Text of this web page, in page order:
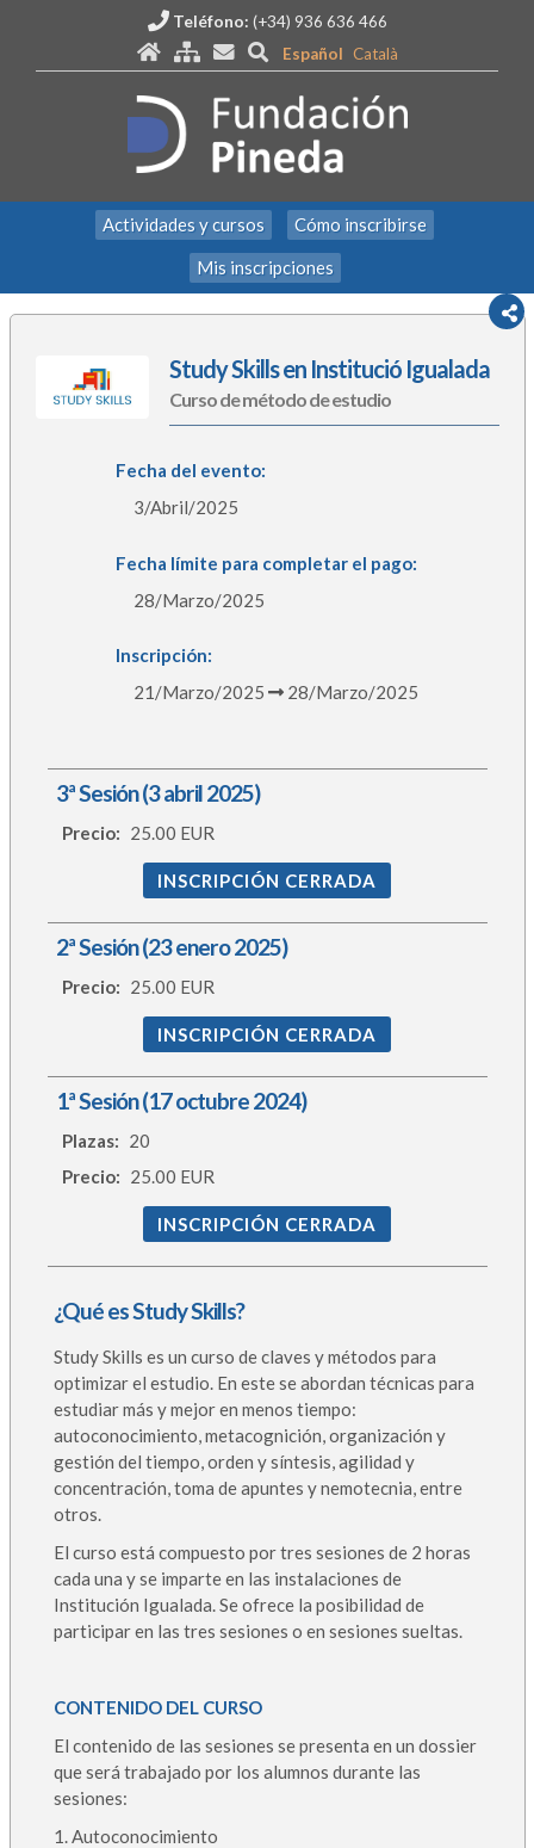
Teléfono: (+34) 936 636 466
Español
Català
Actividades y cursos
Cómo inscribirse
Mis inscripciones
Study Skills en Institució Igualada
Curso de método de estudio
Fecha del evento:
3/Abril/2025
Fecha límite para completar el pago:
28/Marzo/2025
Inscripción:
21/Marzo/2025
28/Marzo/2025
3ª Sesión (3 abril 2025)
Precio: 25.00 EUR
INSCRIPCIÓN CERRADA
2ª Sesión (23 enero 2025)
Precio: 25.00 EUR
INSCRIPCIÓN CERRADA
1ª Sesión (17 octubre 2024)
Plazas: 20
Precio: 25.00 EUR
INSCRIPCIÓN CERRADA
¿Qué es Study Skills?
Study Skills es un curso de claves y métodos para
optimizar el estudio. En este se abordan técnicas para
estudiar más y mejor en menos tiempo:
autoconocimiento, metacognición, organización y
gestión del tiempo, orden y síntesis, agilidad y
concentración, toma de apuntes y nemotecnia, entre
otros.
El curso está compuesto por tres sesiones de 2 horas
cada una y se imparte en las instalaciones de
Institución Igualada. Se ofrece la posibilidad de
participar en las tres sesiones o en sesiones sueltas.
CONTENIDO DEL CURSO
El contenido de las sesiones se presenta en un dossier
que será trabajado por los alumnos durante las
sesiones:
1. Autoconocimiento